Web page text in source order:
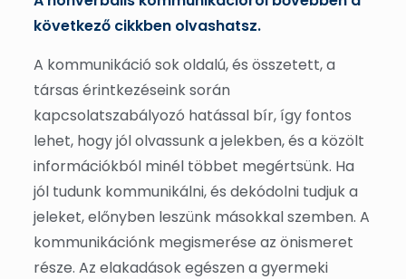
következő cikkben olvashatsz.
A kommunikáció sok oldalú, és összetett, a
társas érintkezéseink során
kapcsolatszabályozó hatással bír, így fontos
lehet, hogy jól olvassunk a jelekben, és a közölt
információkból minél többet megértsünk. Ha
jól tudunk kommunikálni, és dekódolni tudjuk a
jeleket, előnyben leszünk másokkal szemben. A
kommunikációnk megismerése az önismeret
része. Az elakadások egészen a gyermeki